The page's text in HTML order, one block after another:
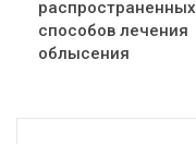
распространенных
способов лечения
облысения